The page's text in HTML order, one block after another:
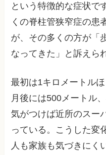
という特徴的な症状で
くの脊柱管狭窄症の患
が、その多くの方が「
なってきた」と訴えら
最初は1キロメートル
月後には500メートル
気がつけば近所のスー
っている。こうした変
人も家族も気づきにく